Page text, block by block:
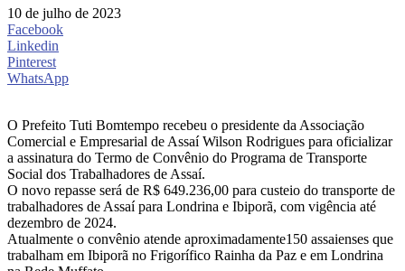
10 de julho de 2023
Facebook
Linkedin
Pinterest
WhatsApp
O Prefeito Tuti Bomtempo recebeu o presidente da Associação
Comercial e Empresarial de Assaí Wilson Rodrigues para oficializar
a assinatura do Termo de Convênio do Programa de Transporte
Social dos Trabalhadores de Assaí.
O novo repasse será de R$ 649.236,00 para custeio do transporte de
trabalhadores de Assaí para Londrina e Ibiporã, com vigência até
dezembro de 2024.
Atualmente o convênio atende aproximadamente150 assaienses que
trabalham em Ibiporã no Frigorífico Rainha da Paz e em Londrina